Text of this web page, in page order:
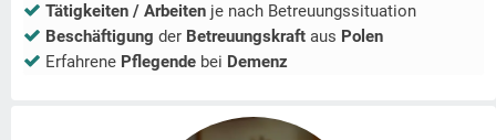
Tätigkeiten / Arbeiten je nach Betreuungssituation
Beschäftigung der Betreuungskraft aus Polen
Erfahrene Pflegende bei Demenz